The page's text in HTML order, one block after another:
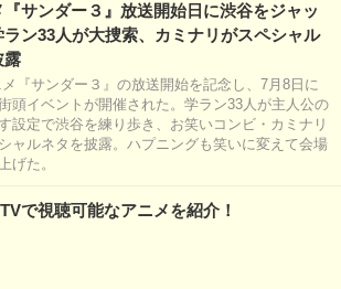
『サンダー３』放送開始日に渋谷をジャッ
ラン33人が大捜索、カミナリがスペシャル
露
『サンダー３』の放送開始を記念し、7月8日に
頭イベントが開催された。学ラン33人が主人公の
設定で渋谷を練り歩き、お笑いコンビ・カミナリ
ャルネタを披露。ハプニングも笑いに変えて会場
げた。
で視聴可能なアニメを紹介！